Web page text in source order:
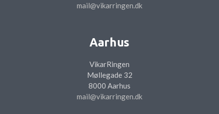
mail@vikarringen.dk
Aarhus
VikarRingen
Møllegade 32
8000 Aarhus
mail@vikarringen.dk